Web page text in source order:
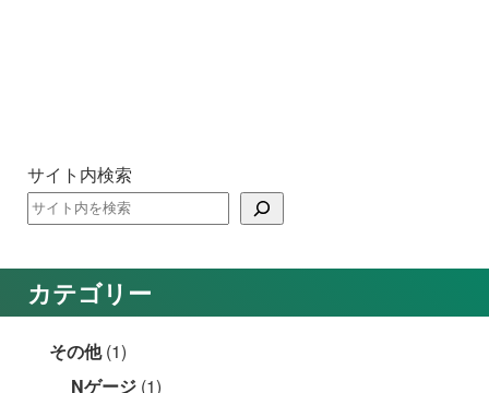
サイト内検索
カテゴリー
その他(1)
Nゲージ (1)